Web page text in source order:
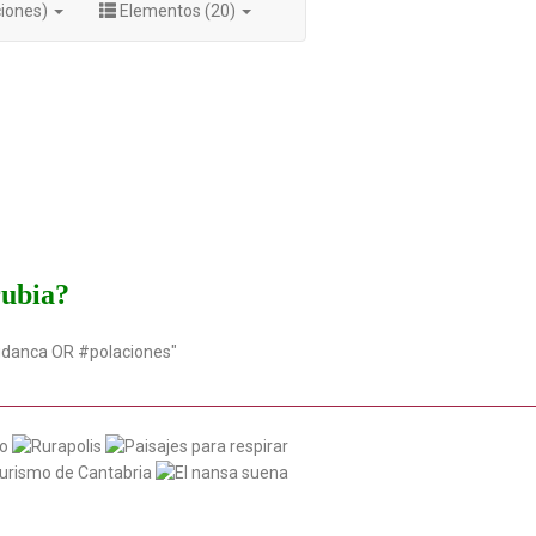
Elementos (20)
OR #polaciones"